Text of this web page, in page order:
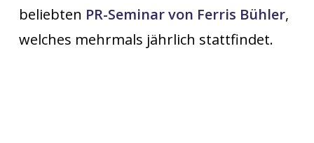
beliebten PR-Seminar von Ferris Bühler,
welches mehrmals jährlich stattfindet.